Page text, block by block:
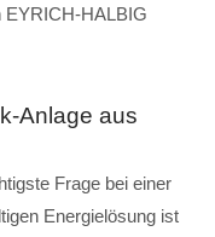
EYRICH-HALBIG
Anlage aus
Frage bei einer
Energielösung ist